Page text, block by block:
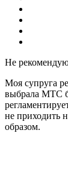
Не
Моя супруга
выбрала МТС
не приходить
образом.